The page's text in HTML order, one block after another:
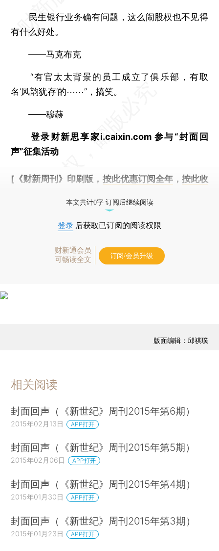
民生银行业务确有问题，这么闹股权也不见得
有什么好处。
——马克布克
“有官太太背景的员工成立了俱乐部，有取
名‘风韵犹存’的⋯⋯”，搞笑。
——穆赫
登录财新思享家i.caixin.com 参与“封面回
声”征集活动
[《财新周刊》印刷版， 按此优惠订阅全年， 按此收
本文共计0字 订阅后继续阅读
登录 后获取已订阅的阅读权限
财新通会员
可畅读全文
订阅/会员升级
版面编辑：邱祺璞
相关阅读
封面回声（《新世纪》周刊2015年第6期）
2015年02月13日 APP打开
封面回声（《新世纪》周刊2015年第5期）
2015年02月06日 APP打开
封面回声（《新世纪》周刊2015年第4期）
2015年01月30日 APP打开
封面回声（《新世纪》周刊2015年第3期）
2015年01月23日 APP打开